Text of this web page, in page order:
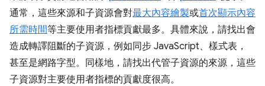
通常，這些來源和子資源會對最大內容繪製或首次顯示內容
所需時間等主要使用者指標貢獻最多。具體來說，請找出會
造成轉譯阻斷的子資源，例如同步 JavaScript、樣式表，
甚至是網路字型。同樣地，請找出代管子資源的來源，這些
子資源對主要使用者指標的貢獻度很高。